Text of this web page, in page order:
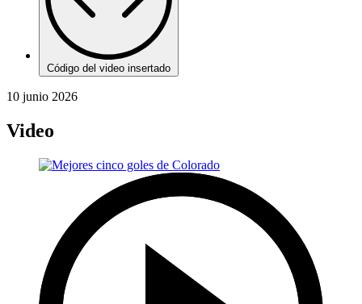
Código del video insertado
10 junio 2026
Video